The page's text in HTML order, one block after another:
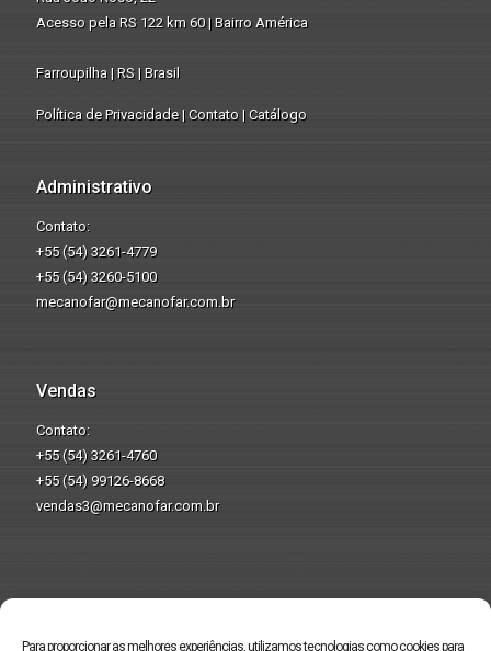
Para proporcionar as melhores experiências, utilizamos tecnologias como cookies para
Acesso pela RS 122 km 60 | Bairro América
Farroupilha | RS | Brasil
Política de Privacidade| Contato | Catálogo
Administrativo
Contato:
+55 (54) 3261-4779
+55 (54) 3260-5100
mecanofar@mecanofar.com.br
Vendas
Contato:
+55 (54) 3261-4760
+55 (54) 99126-8668
vendas3@mecanofar.com.br
preservação do